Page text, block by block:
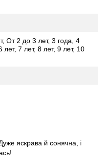
, От 2 до 3 лет, 3 года 4
лет, 7 лет, 8 лет, 9 лет, 10
яскрава й сонячна, і